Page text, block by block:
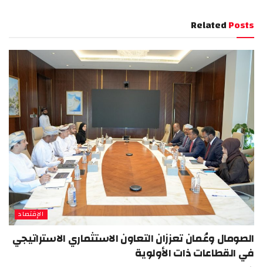
RelatedPosts
الإقتصاد
الصومال وعُمان تعززان التعاون الاستثماري الاستراتيجي
في القطاعات ذات الأولوية